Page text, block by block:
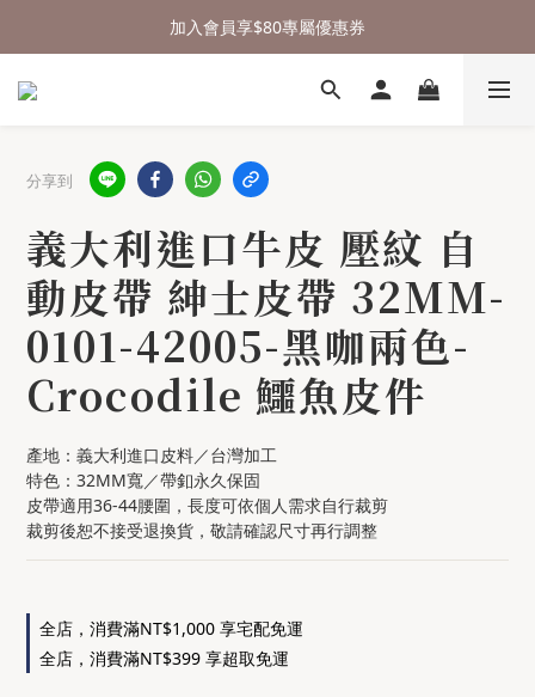
⌛行李箱結帳 72折 至8/9止
加入會員享$80專屬優惠券
🎁 送禮沒頭緒，來測驗看看吧
分享到
義大利進口牛皮 壓紋 自
動皮帶 紳士皮帶 32MM-
0101-42005-黑咖兩色-
Crocodile 鱷魚皮件
產地：義大利進口皮料／台灣加工
特色：32MM寬／帶釦永久保固
皮帶適用36-44腰圍，長度可依個人需求自行裁剪
裁剪後恕不接受退換貨，敬請確認尺寸再行調整
全店，消費滿NT$1,000 享宅配免運
全店，消費滿NT$399 享超取免運